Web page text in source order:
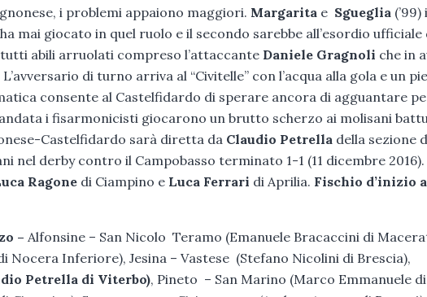
i problemi appaiono maggiori. Margarita e Sgueglia (’99) i
mai giocato in quel ruolo e il secondo sarebbe all’esordio ufficiale
abili arruolati compreso l’attaccante Daniele Gragnoli che in
L’avversario di turno arriva al “Civitelle” con l’acqua alla gola e un
consente al Castelfidardo di sperare ancora di agguantare
i fisarmonicisti giocarono un brutto scherzo ai molisani
Castelfidardo sarà diretta da Claudio Petrella della sezione
nel derby contro il Campobasso terminato 1-1 (11 dicembre 2016).
Ragone di Ciampino e Luca Ferrari di Aprilia. Fischio d’inizio
– Alfonsine – San Nicolo Teramo (Emanuele Bracaccini di
Nocera Inferiore), Jesina – Vastese (Stefano Nicolini di Brescia),
Petrella di Viterbo), Pineto – San Marino (Marco Emmanuele di